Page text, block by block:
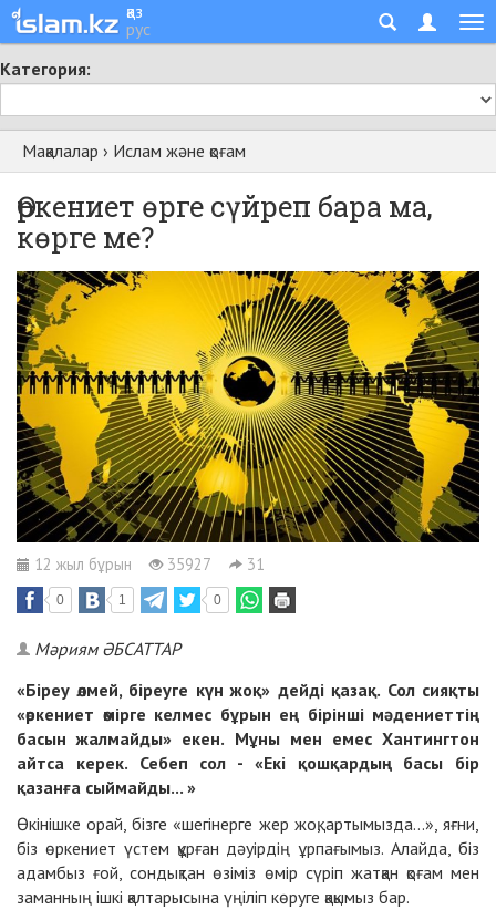
қаз
рус
Категория:
Мақалалар › Ислам және қоғам
Өркениет өрге сүйреп бара ма,
көрге ме?
12 жыл бұрын 35927 31
0 1 0
Мәриям ӘБСАТТАР
«Біреу өлмей, біреуге күн жоқ» дейді қазақ. Сол сияқты
«өркениет өмірге келмес бұрын ең бірінші мәдениеттің
басын жалмайды» екен. Мұны мен емес Хантингтон
айтса керек. Себеп сол - «Екі қошқардың басы бір
қазанға сыймайды... »
Өкінішке орай, бізге «шегінерге жер жоқ, артымызда...», яғни,
біз өркениет үстем құрған дәуірдің ұрпағымыз. Алайда, біз
адамбыз ғой, сондықтан өзіміз өмір сүріп жатқан қоғам мен
заманның ішкі қалтарысына үңіліп көруге қақымыз бар.